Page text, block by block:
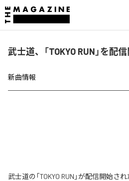
武士道、「TOKYO RUN」を配
新曲情報
武士道の「TOKYO RUN」が配信開始